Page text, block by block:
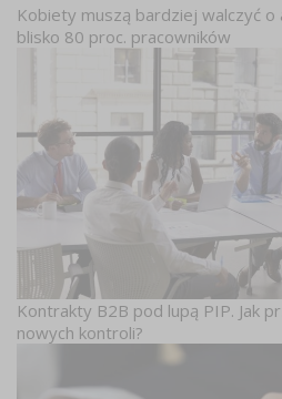
Kobiety muszą bardziej walczyć o
blisko 80 proc. pracowników
Kontrakty B2B pod lupą PIP. Jak
nowych kontroli?